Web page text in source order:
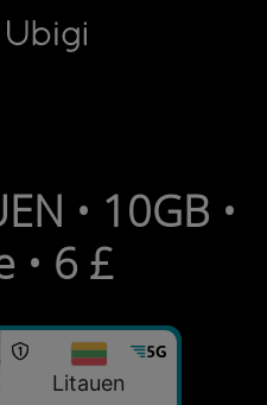
Fußzeile
• 10GB •
• 6 £
Litauen